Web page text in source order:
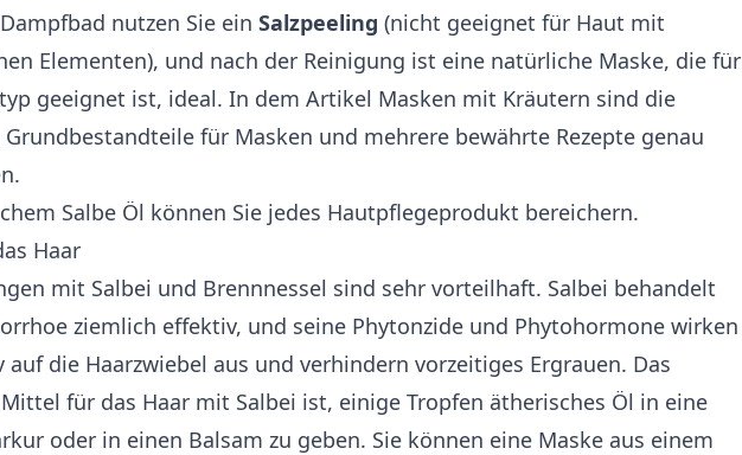
nutzen Sie einSalzpeeling (nicht geeignet für Haut mit
Elementen), und nach der Reinigung ist eine natürliche Maske, die für
geeignet ist, ideal. In dem Artikel Masken mit Kräutern sind die
Grundbestandteile für Masken und mehrere bewährte Rezepte genau
Salbe Öl können Sie jedes Hautpflegeprodukt bereichern.
Haar
mit Salbei und Brennnessel sind sehr vorteilhaft. Salbei behandelt
ziemlich effektiv, und seine Phytonzide und Phytohormone wirken
auf die Haarzwiebel aus und verhindern vorzeitiges Ergrauen. Das
für das Haar mit Salbei ist, einige Tropfen ätherisches Öl in eine
oder in einen Balsam zu geben. Sie können eine Maske aus einem